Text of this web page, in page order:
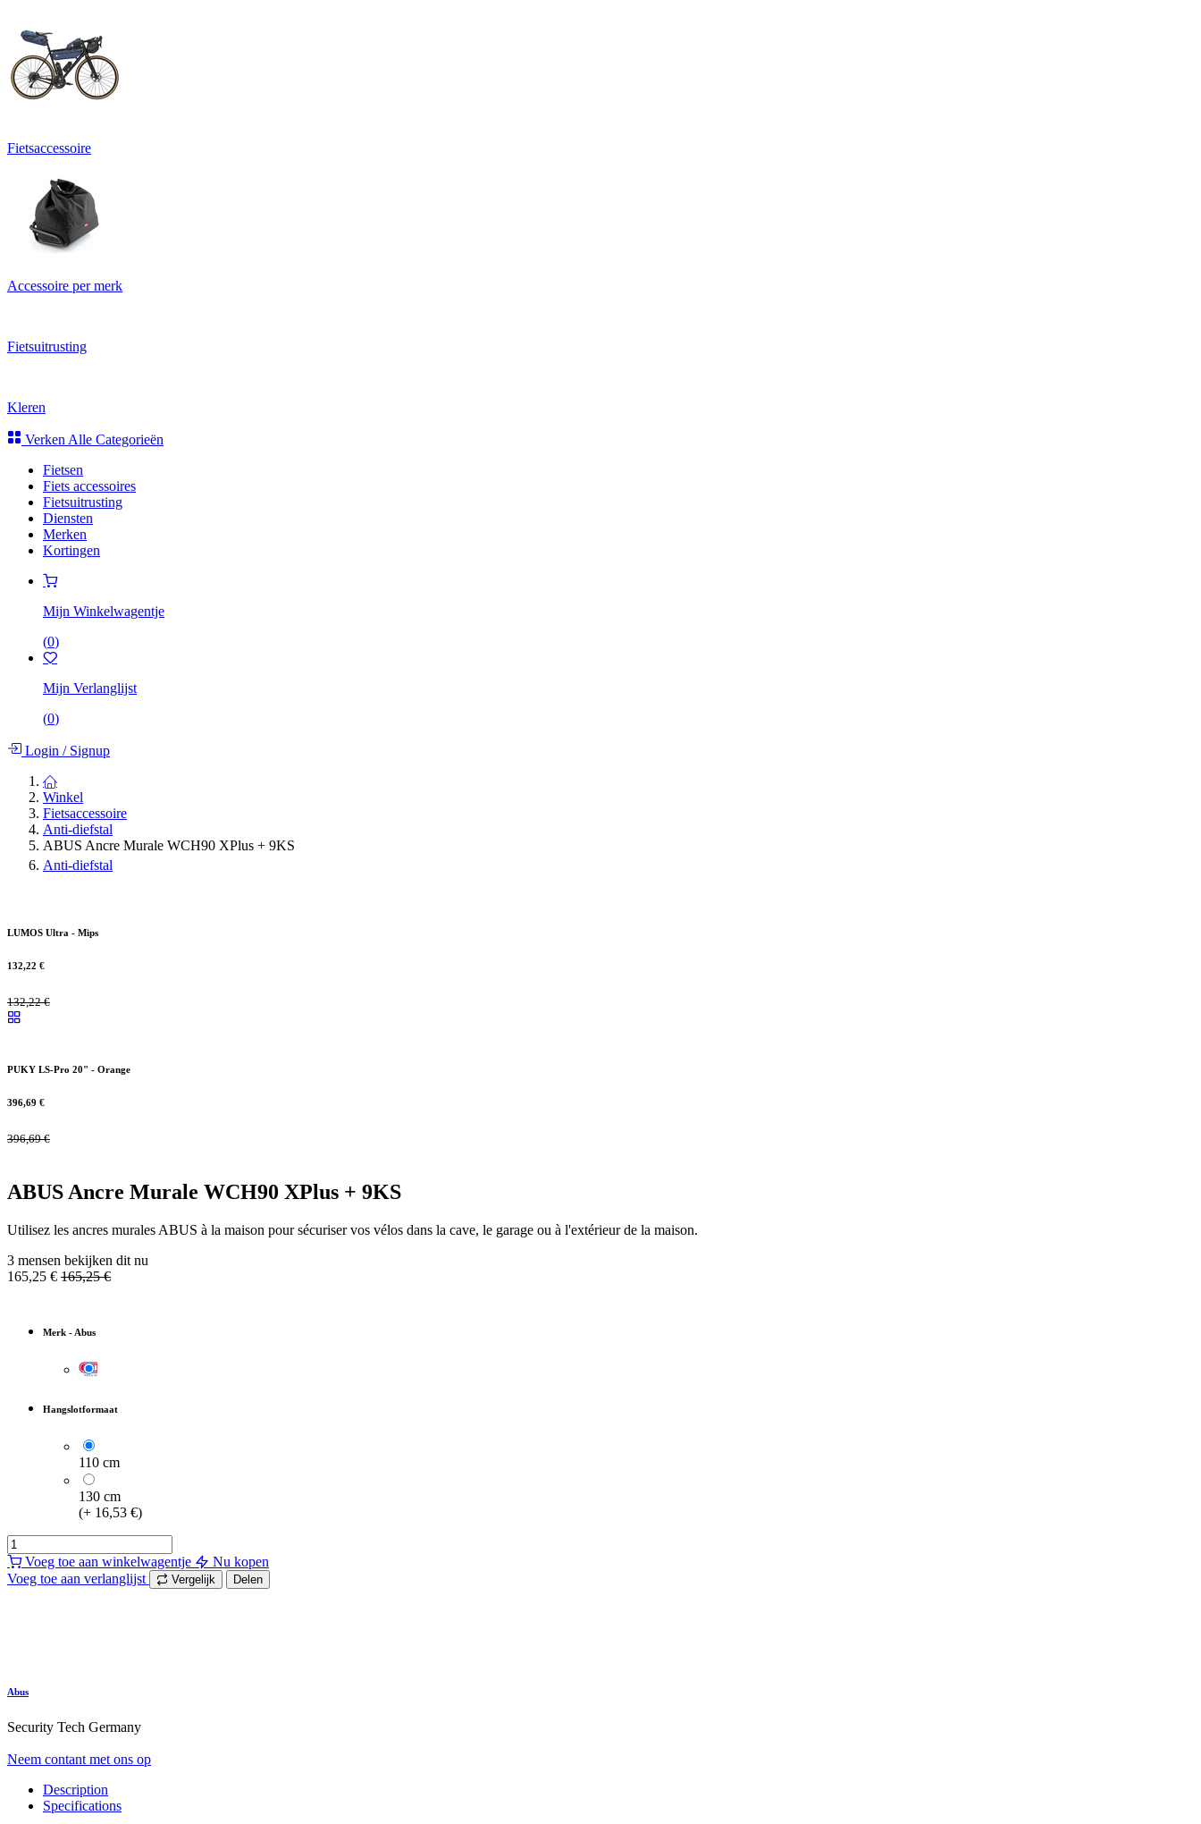
Fietsaccessoire
Accessoire per merk
Fietsuitrusting
Kleren
Verken Alle Categorieën
Fietsen
Fiets accessoires
Fietsuitrusting
Diensten
Merken
Kortingen
Mijn Winkelwagentje
(0)
Mijn Verlanglijst
(0)
Login /Signup
Winkel
Fietsaccessoire
Anti-diefstal
ABUS Ancre Murale WCH90 XPlus + 9KS
Anti-diefstal
LUMOS Ultra - Mips
132,22 €
132,22€
PUKY LS-Pro 20" - Orange
396,69 €
396,69€
ABUS Ancre Murale WCH90 XPlus + 9KS
Utilisez les ancres murales ABUS à la maison pour sécuriser vos vélos dans la cave, le garage ou à l'extérieur de la maison.
3 mensen bekijken dit nu
165,25 € 165,25€
Merk - Abus
Hangslotformaat
110 cm
130 cm
(+ 16,53 €)
Voeg toe aan winkelwagentje
Nu kopen
Voeg toe aan verlanglijst
Vergelijk Delen
Abus
Security Tech Germany
Neem contant met ons op
Description
Specifications